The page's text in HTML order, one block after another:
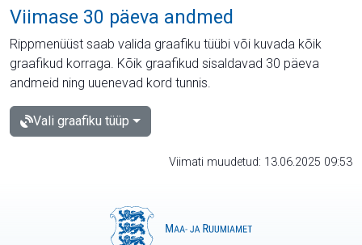
Viimase 30 päeva andmed
Rippmenüüst saab valida graafiku tüübi või kuvada kõik
graafikud korraga. Kõik graafikud sisaldavad 30 päeva
andmeid ning uuenevad kord tunnis.
Vali graafiku tüüp
Viimati muudetud: 13.06.2025 09:53